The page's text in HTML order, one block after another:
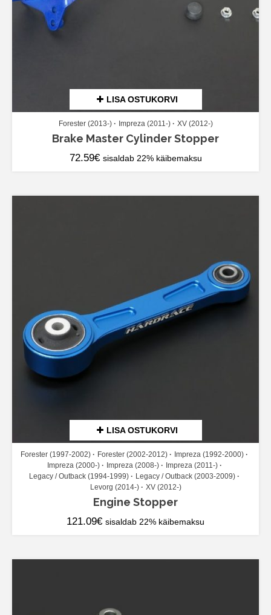
LISA OSTUKORVI
Forester (2013-) Impreza (2011-) XV (2012-)
Brake Master Cylinder Stopper
72.59€ sisaldab 22% käibemaksu
LISA OSTUKORVI
Forester (1997-2002) Forester (2002-2012)
Impreza (1992-2000)
Impreza (2000-)
Impreza (2008-)
Impreza (2011-)
Legacy / Outback (1994-1999)
Legacy / Outback (2003-2009)
Levorg (2014-)
XV (2012-)
Engine Stopper
121.09€ sisaldab 22% käibemaksu